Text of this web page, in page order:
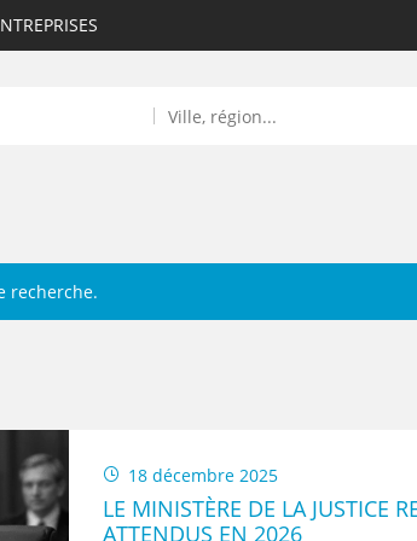
NUMÉRIQUES
recherche.
18 décembre 2025
LE MINISTÈRE DE LA JUSTICE
ATTENDUS EN 2026